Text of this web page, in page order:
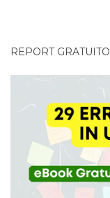
REPORT GRATUITO